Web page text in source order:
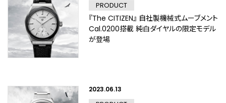
PRODUCT
『The CITIZEN』 自社製機械式ムーブメント
Cal.0200搭載 純白ダイヤルの限定モデル
が登場
2023.06.13